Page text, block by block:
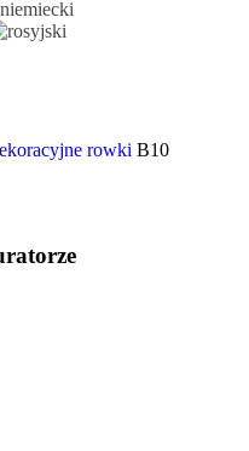
rowki B10